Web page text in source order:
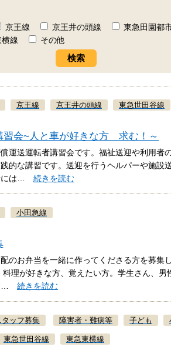
京王線 京王井の頭線 東急田園都
線 その他
京王線 京王井の頭線 東急世田谷線
習会~人と車が好きな方 求む！～
運送運転者講習会です。福祉送迎や利用者
的な講習です。送迎を行うヘルパーや施設
には… 続きを読む
小田急線
のお弁当を一緒に作ってくださる方を募集
理が好きな方、覚えたい方。学生さん、男
… 続きを読む
タッフ募集 障害者・難病等 子ども
東急世田谷線 東急東横線